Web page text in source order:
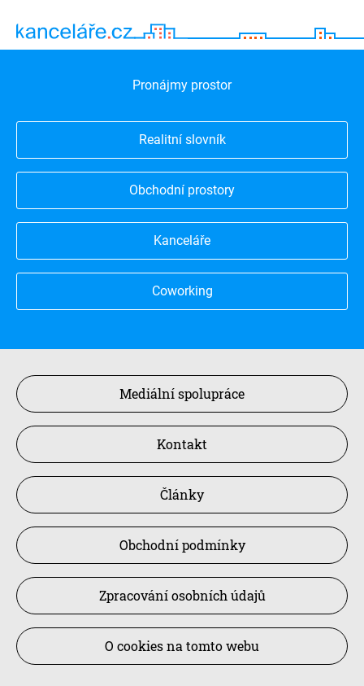
Pronájmy prostor
Realitní slovník
Obchodní prostory
Kanceláře
Coworking
Mediální spolupráce
Kontakt
Články
Obchodní podmínky
Zpracování osobních údajů
O cookies na tomto webu